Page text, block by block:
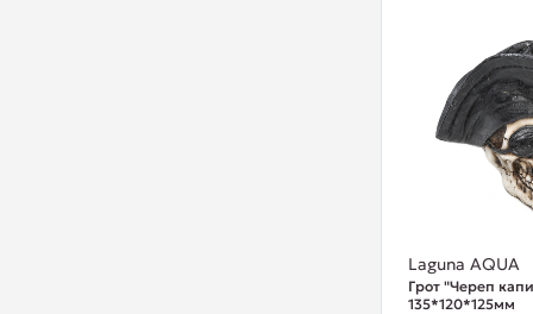
Laguna AQUA
Грот "Череп
135*120*125мм